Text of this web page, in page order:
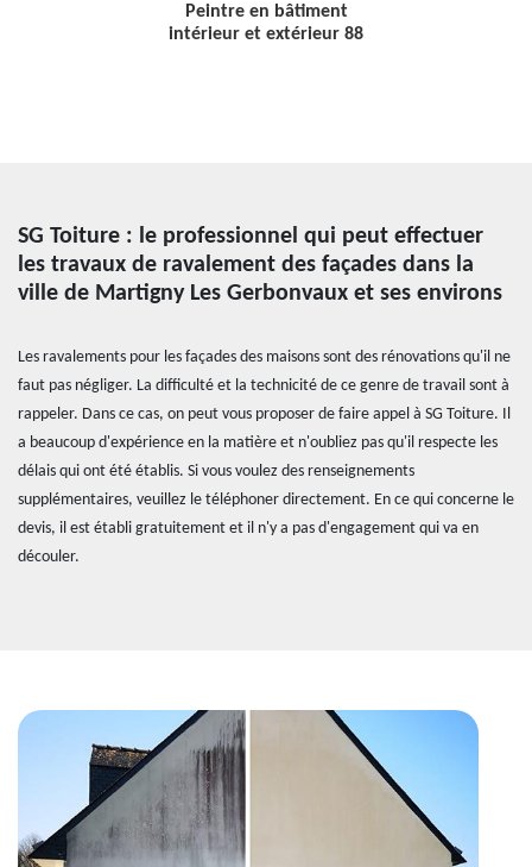
Peintre en bâtiment
intérieur et extérieur 88
SG Toiture : le professionnel qui peut effectuer
les travaux de ravalement des façades dans la
ville de Martigny Les Gerbonvaux et ses environs
Les ravalements pour les façades des maisons sont des rénovations qu'il ne
faut pas négliger. La difficulté et la technicité de ce genre de travail sont à
rappeler. Dans ce cas, on peut vous proposer de faire appel à SG Toiture. Il
a beaucoup d'expérience en la matière et n'oubliez pas qu'il respecte les
délais qui ont été établis. Si vous voulez des renseignements
supplémentaires, veuillez le téléphoner directement. En ce qui concerne le
devis, il est établi gratuitement et il n'y a pas d'engagement qui va en
découler.